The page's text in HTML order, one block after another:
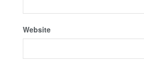
Website